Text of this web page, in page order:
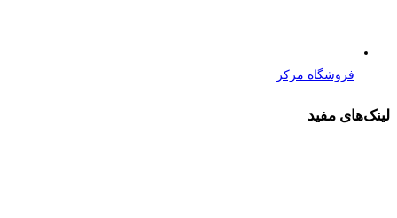
فروشگاه مرکز
لینک‌های مفید